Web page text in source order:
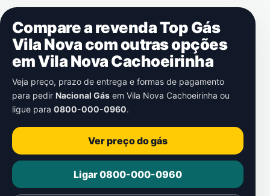
Compare a revenda Top Gás
Vila Nova com outras opções
emVila Nova Cachoeirinha
Veja preço, prazo de entrega e formas de pagamento
para pedir Nacional Gás em Vila Nova Cachoeirinha ou
ligue para 0800-000-0960.
Ver preço do gás
Ligar 0800-000-0960